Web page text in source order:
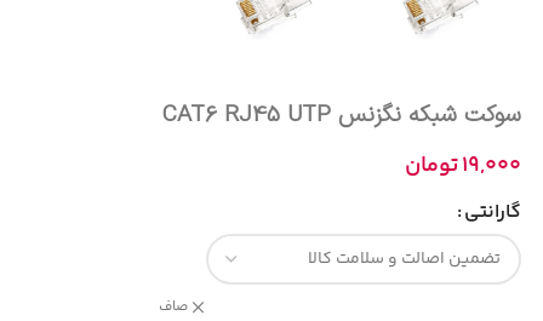
سوکت شبکه نگزنس CAT6 RJ45 UTP
19,000تومان
گارانتی
صاف